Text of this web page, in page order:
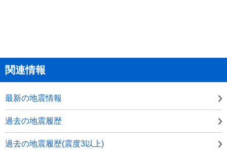
関連情報
最新の地震情報
過去の地震履歴
過去の地震履歴(震度3以上)